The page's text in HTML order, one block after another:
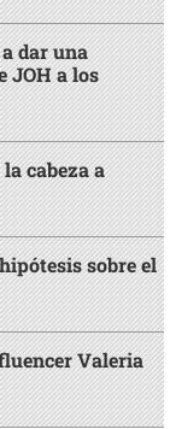
dar una
JOH a los
cabeza a
sobre el
Valeria